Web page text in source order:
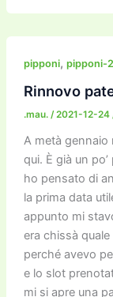
c
e
b
o
o
k
itt
er
pipponi, pipponi-
Rinnovo
.mau. /2021-12-24
A metà gennaio
qui. È già un
ho pensato di
la prima data
appunto mi
era chissà
perché avevo
e lo slot
mi si apre una